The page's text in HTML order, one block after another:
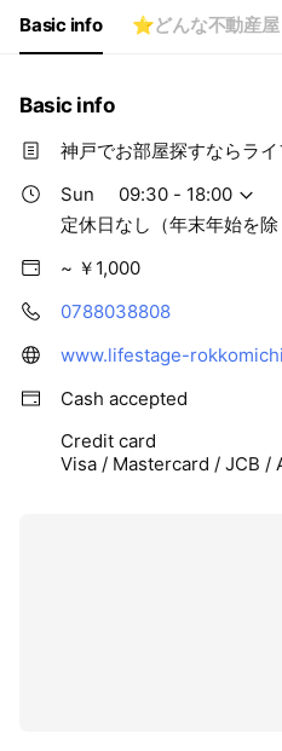
09:30 - 18:00
定休日なし（年末年始を除く）
Basic info ⭐どんな不動産屋
Basic info
神戸でお部屋探すならラ
Sun
09:30 - 18:00
定休日なし（年末年始を除
~ ￥1,000
0788038808
www.lifestage-
Cash accepted
Credit card
Visa / Mastercard / JCB /